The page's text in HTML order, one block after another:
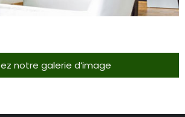
notre galerie d’image